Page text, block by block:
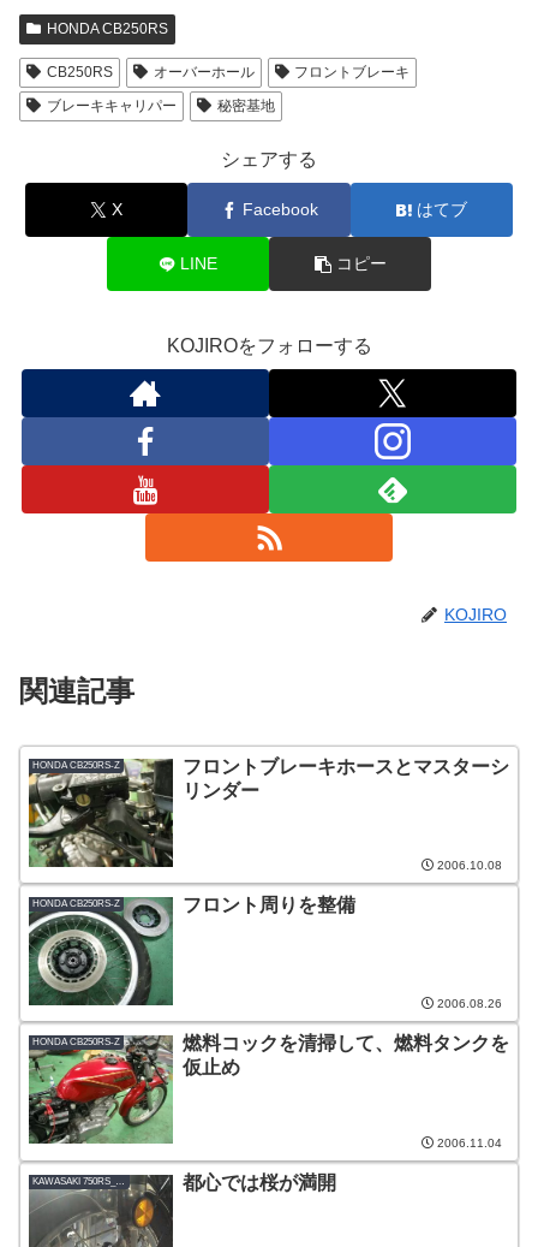
HONDA CB250RS
CB250RS オーバーホール
フロントブレーキ
ブレーキキャリパー
秘密基地
シェアする
X Facebook はてブ
LINE コピー
KOJIROをフォローする
KOJIRO
関連記事
HONDA CB250RS-Z
フロントブレーキホースとマスターシ
リンダー
2006.10.08
HONDA CB250RS-Z フロント周りを整備
2006.08.26
HONDA CB250RS-Z
燃料コックを清掃して、燃料タンクを
仮止め
2006.11.04
KAWASAKI 750RS_ZⅡ改 都心では桜が満開